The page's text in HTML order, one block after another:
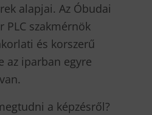
alapjai. Az Óbudai
PLC szakmérnök
és korszerű
az iparban egyre
a képzésről?